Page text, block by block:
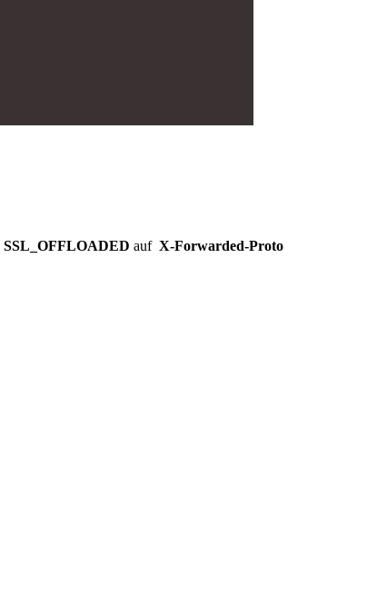
SSL_OFFLOADED auf X-Forwarded-Proto